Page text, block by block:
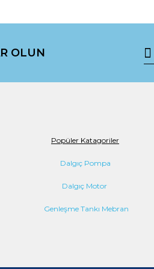
Yorum Yaz
OLUN
Popüler Katagoriler
Dalgıç Pompa
Dalgıç Motor
Genleşme Tankı Mebran